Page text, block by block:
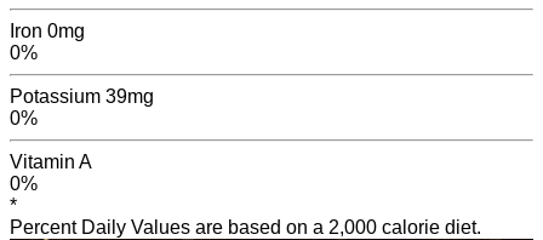
Iron 0mg
0%
Potassium 39mg
0%
Vitamin A
0%
*
Percent Daily Values are based on a 2,000 calorie diet.